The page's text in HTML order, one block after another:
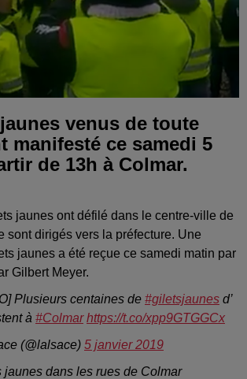
venus de toute
manifesté ce samedi 5
de 13h à Colmar.
jaunes ont défilé dans le centre-ville de
sont dirigés vers la préfecture. Une
jaunes a été reçue ce samedi matin par
Gilbert Meyer.
Plusieurs centaines de #giletsjaunes d’
à #Colmar https://t.co/xpp9GTGGCx
(@lalsace) 5 janvier 2019
dans les rues de Colmar